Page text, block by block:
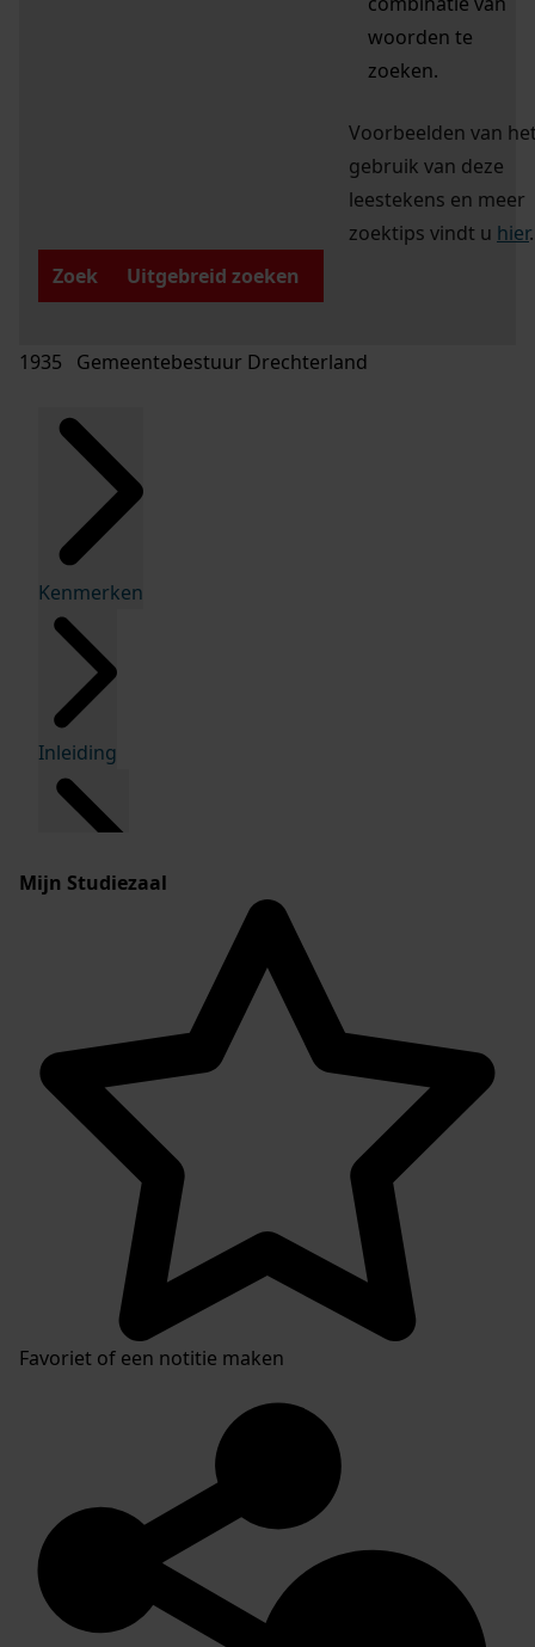
woorden te
zoeken.
Voorbeelden van
gebruik van deze
leestekens en meer
zoektips vindt u hier.
Zoek
Uitgebreid zoeken
1935 Gemeentebestuur Drechterland
Kenmerken
Inleiding
Mijn Studiezaal
Favoriet of een notitie maken